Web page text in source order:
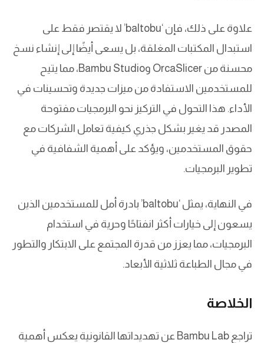
علاوة على ذلك، فإن ‘baltobu’ لا يقتصر فقط على
استبدال المكتبات المغلقة، بل يسعى أيضًا إلى إنشاء نسخ
محسنة من OrcaSlicer وBambu Studio، مما يتيح
للمستخدمين الاستفادة من ميزات جديدة وتحسينات في
الأداء. هذا التحول في التركيز نحو البرمجيات مفتوحة
المصدر قد يغير بشكل جذري كيفية تعامل الشركات مع
حقوق المستخدمين، ويؤكد على أهمية الشفافية في
تطوير البرمجيات.
في النهاية، يمثل ‘baltobu’ بادرة أمل للمستخدمين الذين
يسعون إلى خيارات أكثر انفتاحًا وحرية في استخدام
البرمجيات، مما يعزز من قدرة المجتمع على الابتكار والتطور
في مجال الطباعة ثلاثية الأبعاد.
الخلاصة
تراجع Bambu Lab عن تهديداتها القانونية يعكس أهمية